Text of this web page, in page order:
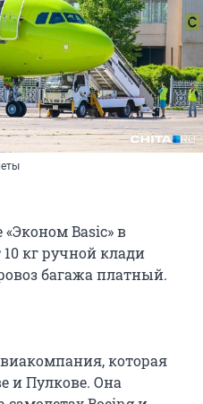
Basic» в
кг ручной клади
багажа платный.
которая
и Пулкове. Она